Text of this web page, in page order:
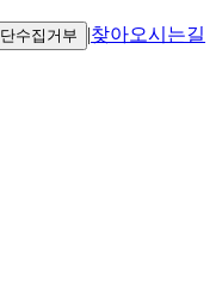
수집거부 |찾아오시는길